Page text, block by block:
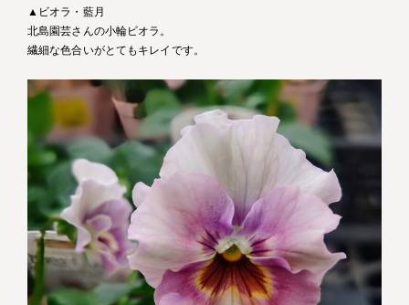
▲ビオラ・藍月
北島園芸さんの小輪ビオラ。
繊細な色合いがとてもキレイです。